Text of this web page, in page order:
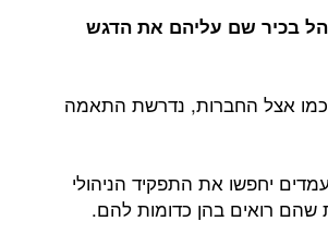
בכיר שם עליהם את הדגש
אצל החברות, נדרשת התאמה
יחפשו את התפקיד הניהולי
רואים בהן כדומות להם.